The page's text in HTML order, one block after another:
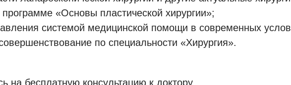
«Основы пластической хирургии»;
системой медицинской помощи в современных
по специальности «Хирургия».
на бесплатную консультацию к доктору